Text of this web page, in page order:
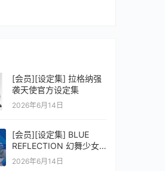
[会员][设定集] 拉格纳强
袭天使官方设定集
2026年6月14日
[会员][设定集] BLUE
REFLECTION 幻舞少女
之剑公式ビジュアルコレ
2026年6月14日